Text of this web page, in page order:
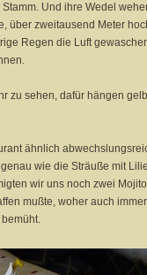
Und ihre Wedel
über zweitausend Meter
Regen die Luft
zu sehen, dafür hängen
ähnlich
wie die Sträuße mit
wir uns noch zwei
mußte, woher auch